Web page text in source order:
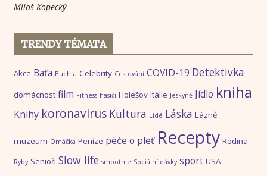
Miloš Kopecký
TRENDY TÉMATA
Akce Baťa Buchta Celebrity Cestování COVID-19 Detektivka
domácnost film Fitness hasiči Holešov Itálie Jeskyně Jídlo kniha
Knihy koronavirus Kultura Lidé Láska Lázně
muzeum Omáčka Peníze péče o pleť Recepty Rodina
Ryby Senioři Slow life smoothie Sociální dávky sport USA